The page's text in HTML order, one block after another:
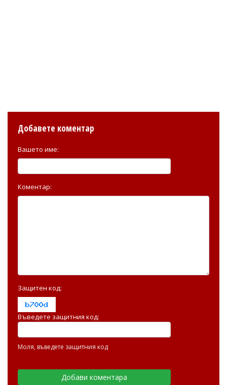
Добавете коментар
Вашето име:
Коментар:
Защитен код:
Въведете защитния код:
Моля, въведете защитния код